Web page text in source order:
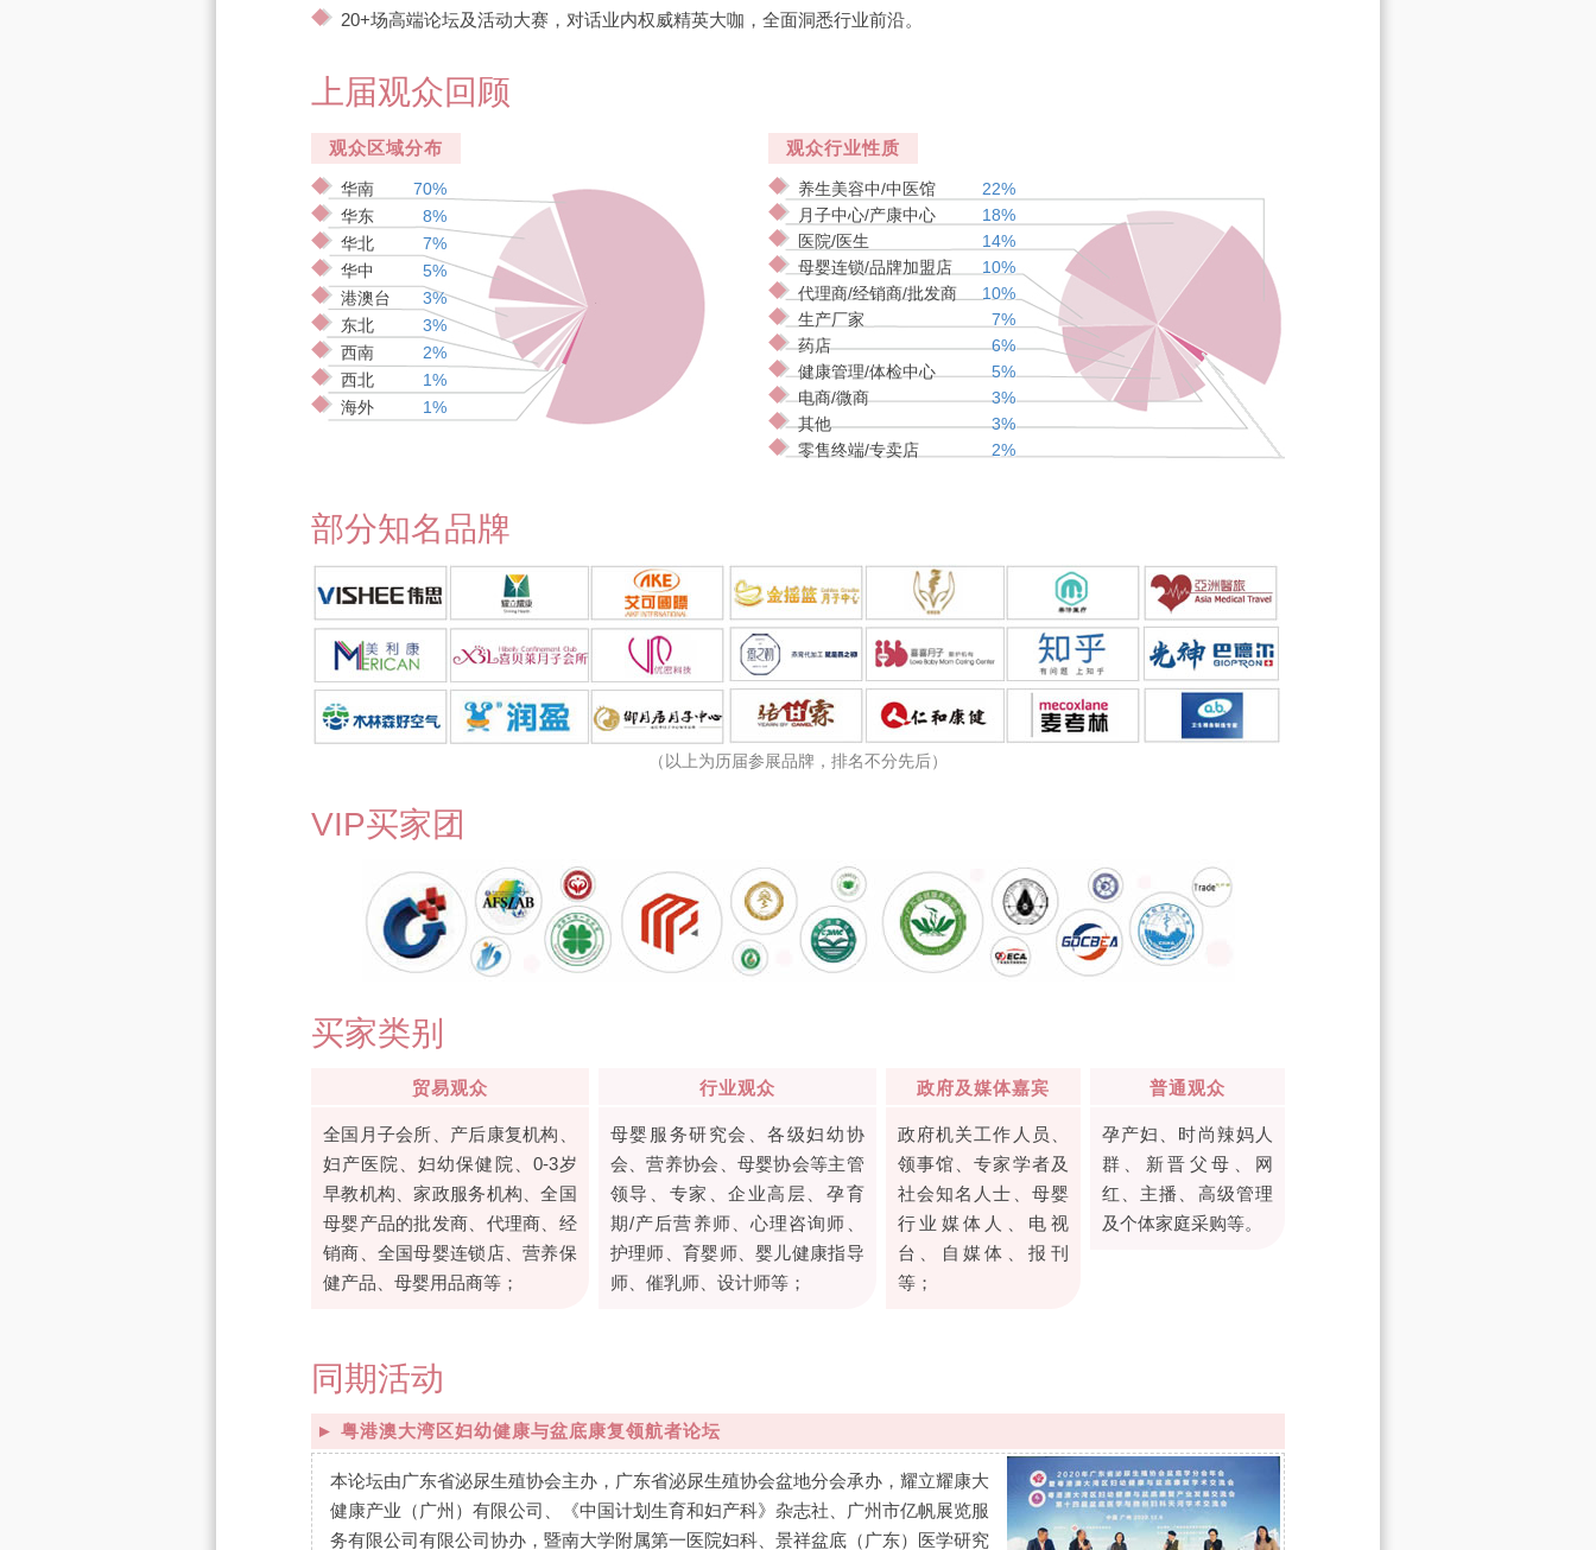
20+场高端论坛及活动大赛，对话业内权威精英大咖，全面洞悉行业前沿。
上届观众回顾
观众区域分布
华南
70%
华东
8%
华北
7%
华中
5%
港澳台
3%
东北
3%
西南
2%
西北
1%
海外
1%
观众行业性质
养生美容中/中医馆
22%
月子中心/产康中心
18%
医院/医生
14%
母婴连锁/品牌加盟店
10%
代理商/经销商/批发商
10%
生产厂家
7%
药店
6%
健康管理/体检中心
5%
电商/微商
3%
其他
3%
零售终端/专卖店
2%
部分知名品牌
（以上为历届参展品牌，排名不分先后）
VIP买家团
买家类别
贸易观众
全国月子会所、产后康复机构、
妇产医院、妇幼保健院、0-3岁
早教机构、家政服务机构、全国
母婴产品的批发商、代理商、经
销商、全国母婴连锁店、营养保
健产品、母婴用品商等；
行业观众
母婴服务研究会、各级妇幼协
会、营养协会、母婴协会等主管
领导、专家、企业高层、孕育
期/产后营养师、心理咨询师、
护理师、育婴师、婴儿健康指导
师、催乳师、设计师等；
政府及媒体嘉宾
政府机关工作人员、
领事馆、专家学者及
社会知名人士、母婴
行业媒体人、电视
台、自媒体、报刊
等；
普通观众
孕产妇、时尚辣妈人
群、新晋父母、网
红、主播、高级管理
及个体家庭采购等。
同期活动
► 粤港澳大湾区妇幼健康与盆底康复领航者论坛
本论坛由广东省泌尿生殖协会主办，广东省泌尿生殖协会盆地分会承办，耀立耀康大
健康产业（广州）有限公司、《中国计划生育和妇产科》杂志社、广州市亿帆展览服
务有限公司有限公司协办，暨南大学附属第一医院妇科、景祥盆底（广东）医学研究